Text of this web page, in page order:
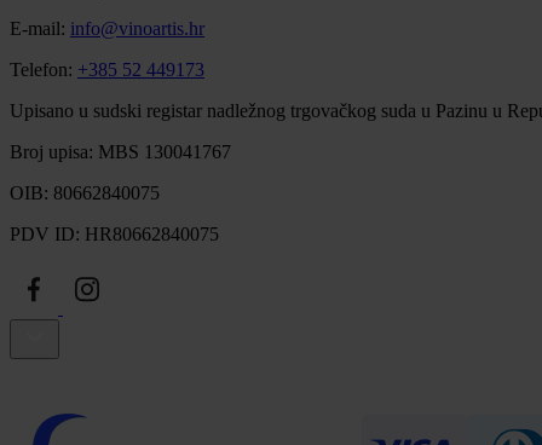
E-mail: info@vinoartis.hr
Telefon: +385 52 449173
Upisano u sudski registar nadležnog trgovačkog suda u Pazinu u
Broj upisa: MBS 130041767
OIB: 80662840075
PDV ID: HR80662840075